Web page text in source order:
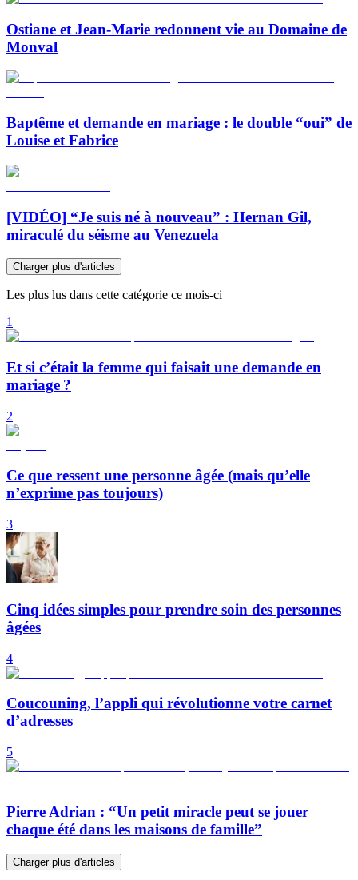
Ostiane et Jean-Marie redonnent vie au Domaine de
Monval
Baptême et demande en mariage : le double “oui” de
Louise et Fabrice
[VIDÉO] “Je suis né à nouveau” : Hernan Gil,
miraculé du séisme au Venezuela
Charger plus d'articles
Les plus lus dans cette catégorie ce mois-ci
1
Et si c’était la femme qui faisait une demande en
mariage ?
2
Ce que ressent une personne âgée (mais qu’elle
n’exprime pas toujours)
3
Cinq idées simples pour prendre soin des personnes
âgées
4
Coucouning, l’appli qui révolutionne votre carnet
d’adresses
5
Pierre Adrian : “Un petit miracle peut se jouer
chaque été dans les maisons de famille”
Charger plus d'articles